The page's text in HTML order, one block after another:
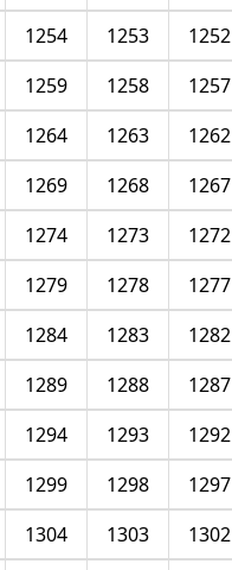
1252
1253
1254
1257
1258
1259
1262
1263
1264
1267
1268
1269
1272
1273
1274
1277
1278
1279
1282
1283
1284
1287
1288
1289
1292
1293
1294
1297
1298
1299
1302
1303
1304